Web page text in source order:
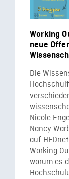
Working
neue
Die
Nicole
Nancy
auf
Working
worum es